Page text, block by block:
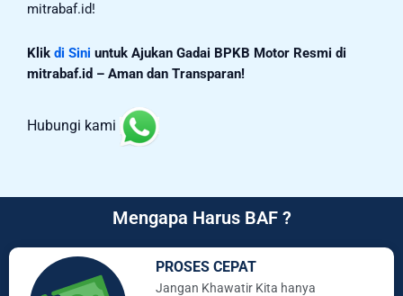
mitrabaf.id!
Klik di Sini untuk Ajukan Gadai BPKB Motor Resmi di
mitrabaf.id – Aman dan Transparan!
Hubungi kami
Mengapa Harus BAF ?
PROSES CEPAT
Jangan Khawatir Kita hanya